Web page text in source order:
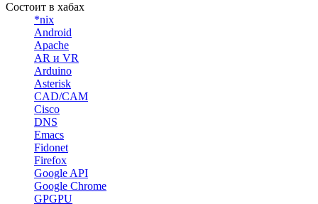
Состоит в хабах
*nix
Android
Apache
AR и VR
Arduino
Asterisk
CAD/CAM
Cisco
DNS
Emacs
Fidonet
Firefox
Google API
Google Chrome
GPGPU